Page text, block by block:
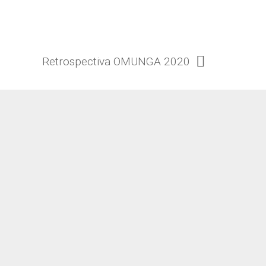
Retrospectiva OMUNGA 2020